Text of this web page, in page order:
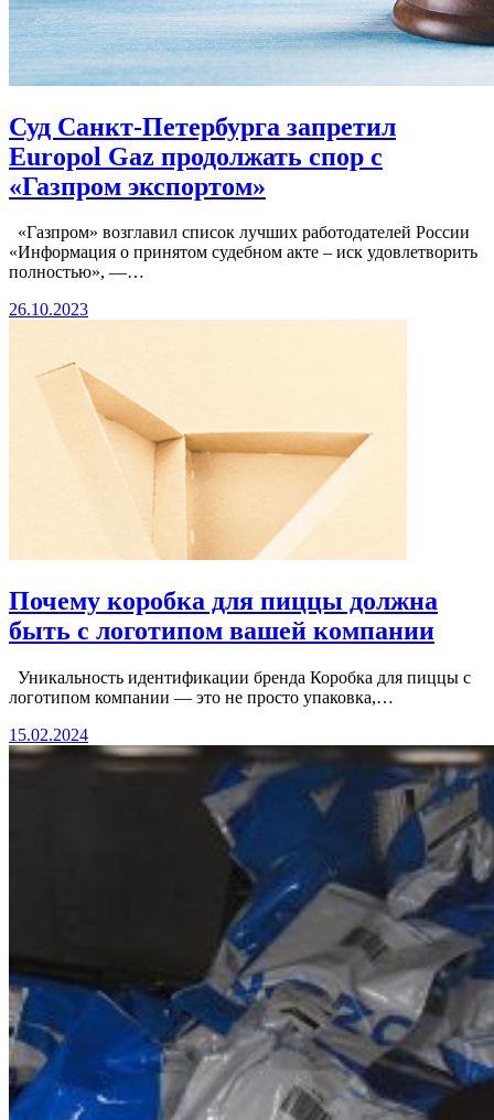
Суд Санкт-Петербурга запретил
Europol Gaz продолжать спор с
«Газпром экспортом»
«Газпром» возглавил список лучших работодателей России
«Информация о принятом судебном акте – иск удовлетворить
полностью», —…
26.10.2023
Почему коробка для пиццы должна
быть с логотипом вашей компании
Уникальность идентификации бренда Коробка для пиццы с
логотипом компании — это не просто упаковка,…
15.02.2024